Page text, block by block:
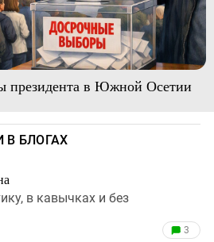
президента в Южной Осетии
В БЛОГАХ
в кавычках и без
3